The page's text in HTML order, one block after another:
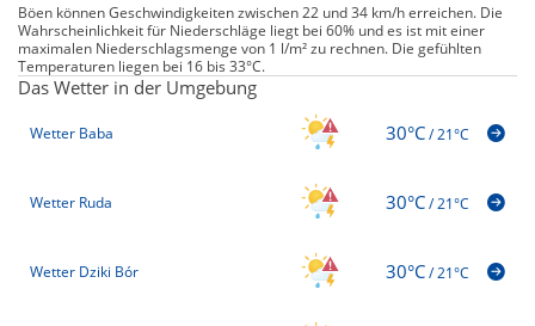
Böen können Geschwindigkeiten zwischen 22 und 34 km/h erreichen. Die
Wahrscheinlichkeit für Niederschläge liegt bei 60% und es ist mit einer
maximalen Niederschlagsmenge von 1 l/m² zu rechnen. Die gefühlten
Temperaturen liegen bei 16 bis 33°C.
Das Wetter in der Umgebung
Wetter Baba 30°C/21°C
Wetter Ruda 30°C/21°C
Wetter Dziki Bór 30°C/21°C